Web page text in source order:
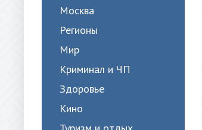
Москва
Регионы
Мир
Криминал и ЧП
Здоровье
Кино